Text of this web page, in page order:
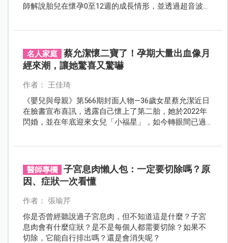
師解說胎兒在懷孕0至12週的成長情形，並透過超音波照
名人家庭
蔡允潔懷二寶了！孕期大量出血像月
經來潮，讓她驚喜又驚嚇
作者： 王佳琦
《嬰兒與母親》第566期封面人物—36歲女星蔡允潔近日
在臉書宣布喜訊，透露自己懷上了第二胎，她於2022年
閃婚，並在年底迎來女兒「小福星」，如今轉眼間已過
醫師專欄
子宮息肉懶人包：一定要切除嗎？原
因、症狀一次看懂
作者： 張瑜芹
你是否曾經聽說過子宮息肉，但不知道這是什麼？子宮
息肉會有什麼症狀？是不是每個人都需要切除？如果不
切除，它能自行排出嗎？還是會消失呢？